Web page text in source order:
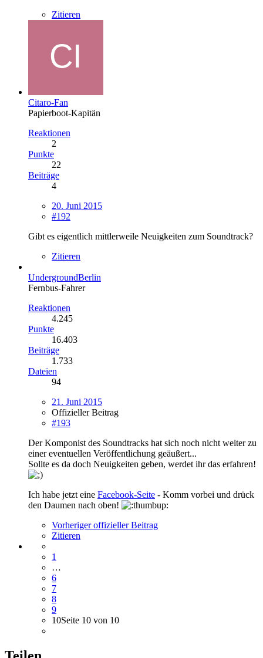
Zitieren
Citaro-Fan
Papierboot-Kapitän
Reaktionen
2
Punkte
22
Beiträge
4
20. Juni 2015
#192
Gibt es eigentlich mittlerweile Neuigkeiten zum Soundtrack?
Zitieren
UndergroundBerlin
Fernbus-Fahrer
Reaktionen
4.245
Punkte
16.403
Beiträge
1.733
Dateien
94
21. Juni 2015
Offizieller Beitrag
#193
Der Komponist des Soundtracks hat sich noch nicht weiter zu
einer eventuellen Veröffentlichung geäußert...
Sollte es da doch Neuigkeiten geben, werdet ihr das erfahren!
Ich habe jetzt eine Facebook-Seite - Komm vorbei und drück
den Daumen nach oben!
Vorheriger offizieller Beitrag
Zitieren
1
…
6
7
8
9
10Seite 10 von 10